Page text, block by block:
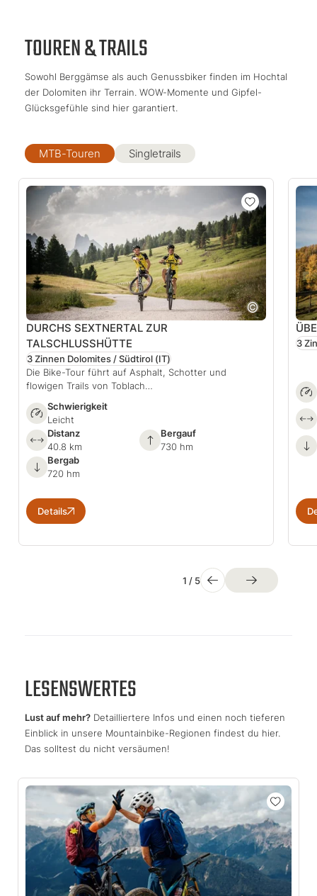
TOUREN & TRAILS
Sowohl Berggämse als auch Genussbiker finden im Hochtal
der Dolomiten ihr Terrain. WOW-Momente und Gipfel-
Glücksgefühle sind hier garantiert.
MTB-Touren Singletrails
DURCHS SEXTNERTAL ZUR
TALSCHLUSSHÜTTE
3 Zinnen Dolomites / Südtirol (IT)
Die Bike-Tour führt auf Asphalt, Schotter und
flowigen Trails von Toblach…
Schwierigkeit
Leicht
Distanz
40.8 km
Bergauf
730 hm
Bergab
720 hm
Details
3
1 / 5
LESENSWERTES
Lust auf mehr? Detailliertere Infos und einen noch tieferen
Einblick in unsere Mountainbike-Regionen findest du hier.
Das solltest du nicht versäumen!